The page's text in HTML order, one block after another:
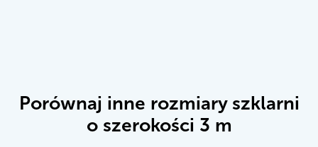
Porównaj inne rozmiary szklarni
o szerokości 3 m